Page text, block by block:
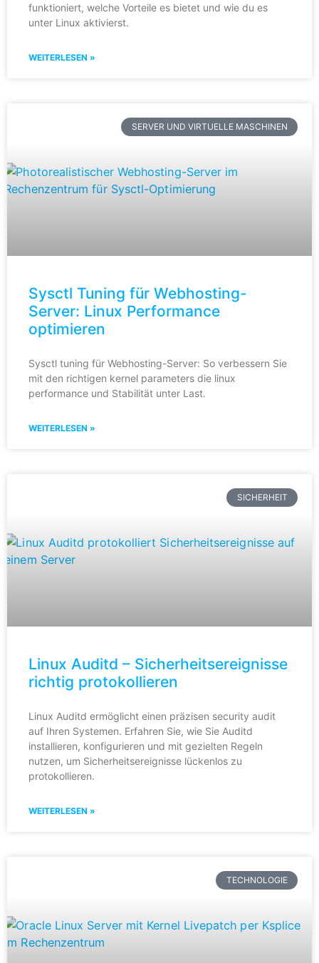
funktioniert, welche Vorteile es bietet und wie du es
unter Linux aktivierst.
WEITERLESEN »
SERVER UND VIRTUELLE MASCHINEN
Sysctl Tuning für Webhosting-
Server: Linux Performance
optimieren
Sysctl tuning für Webhosting-Server: So verbessern Sie
mit den richtigen kernel parameters die linux
performance und Stabilität unter Last.
WEITERLESEN »
SICHERHEIT
Linux Auditd – Sicherheitsereignisse
richtig protokollieren
Linux Auditd ermöglicht einen präzisen security audit
auf Ihren Systemen. Erfahren Sie, wie Sie Auditd
installieren, konfigurieren und mit gezielten Regeln
nutzen, um Sicherheitsereignisse lückenlos zu
protokollieren.
WEITERLESEN »
TECHNOLOGIE